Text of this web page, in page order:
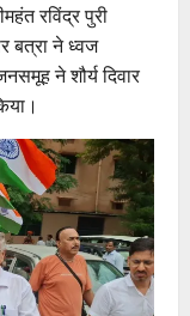
रविंद्र पुरी
बत्रा ने ध्वज
ने शौर्य दिवार